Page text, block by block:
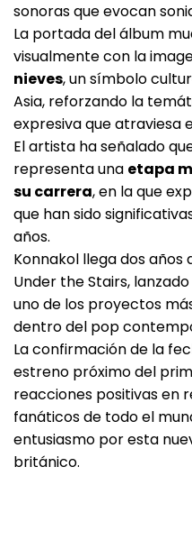
sonoras que evocan
La portada del álbum
visualmente con la
nieves, un símbolo
Asia, reforzando la
expresiva que atraviesa
El artista ha señalado
representa una etapa
su carrera, en la que
que han sido
años.
Konnakol llega dos años
Under the Stairs,
uno de los proyectos
dentro del pop
La confirmación de la
estreno próximo del
reacciones positivas en
fanáticos de todo el
entusiasmo por esta
británico.